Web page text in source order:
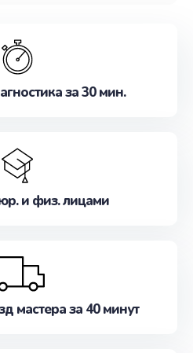
за 30 мин.
и физ. лицами
мастера за 40 минут